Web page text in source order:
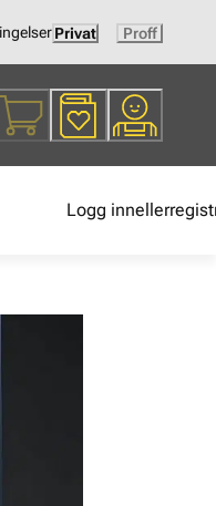
Privat Proff
Logg inneller